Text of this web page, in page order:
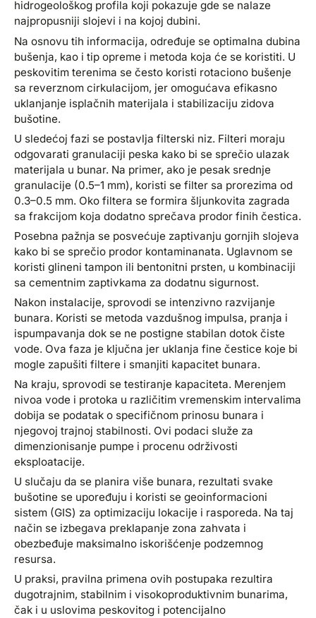
hidrogeološkog profila koji pokazuje gde se nalaze
najpropusniji slojevi i na kojoj dubini.
Na osnovu tih informacija, određuje se optimalna dubina
bušenja, kao i tip opreme i metoda koja će se koristiti. U
peskovitim terenima se često koristi rotaciono bušenje
sa reverznom cirkulacijom, jer omogućava efikasno
uklanjanje isplačnih materijala i stabilizaciju zidova
bušotine.
U sledećoj fazi se postavlja filterski niz. Filteri moraju
odgovarati granulaciji peska kako bi se sprečio ulazak
materijala u bunar. Na primer, ako je pesak srednje
granulacije (0.5–1 mm), koristi se filter sa prorezima od
0.3–0.5 mm. Oko filtera se formira šljunkovita zagrada
sa frakcijom koja dodatno sprečava prodor finih čestica.
Posebna pažnja se posvećuje zaptivanju gornjih slojeva
kako bi se sprečio prodor kontaminanata. Uglavnom se
koristi glineni tampon ili bentonitni prsten, u kombinaciji
sa cementnim zaptivkama za dodatnu sigurnost.
Nakon instalacije, sprovodi se intenzivno razvijanje
bunara. Koristi se metoda vazdušnog impulsa, pranja i
ispumpavanja dok se ne postigne stabilan dotok čiste
vode. Ova faza je ključna jer uklanja fine čestice koje bi
mogle zapušiti filtere i smanjiti kapacitet bunara.
Na kraju, sprovodi se testiranje kapaciteta. Merenjem
nivoa vode i protoka u različitim vremenskim intervalima
dobija se podatak o specifičnom prinosu bunara i
njegovoj trajnoj stabilnosti. Ovi podaci služe za
dimenzionisanje pumpe i procenu održivosti
eksploatacije.
U slučaju da se planira više bunara, rezultati svake
bušotine se upoređuju i koristi se geoinformacioni
sistem (GIS) za optimizaciju lokacije i rasporeda. Na taj
način se izbegava preklapanje zona zahvata i
obezbeđuje maksimalno iskorišćenje podzemnog
resursa.
U praksi, pravilna primena ovih postupaka rezultira
dugotrajnim, stabilnim i visokoproduktivnim bunarima,
čak i u uslovima peskovitog i potencijalno